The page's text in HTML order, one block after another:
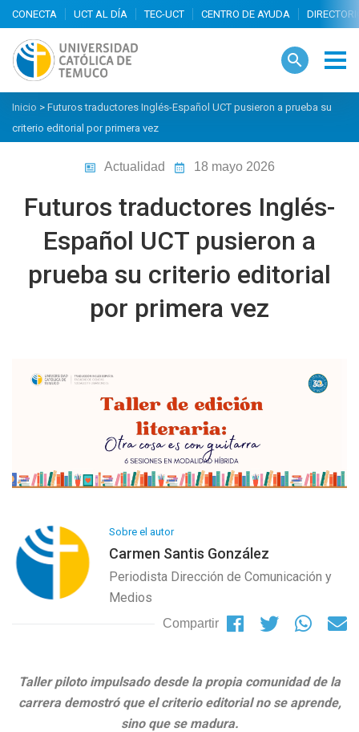
search
Inicio > Futuros traductores Inglés-Español UCT pusieron a prueba su
criterio editorial por primera vez
Actualidad 18 mayo 2026
Futuros traductores Inglés-
Español UCT pusieron a
prueba su criterio editorial
por primera vez
Sobre el autor
Carmen Santis González
Periodista Dirección de Comunicación y
Medios
Compartir
Taller piloto impulsado desde la propia comunidad de la
carrera demostró que el criterio editorial no se aprende,
sino que se madura.